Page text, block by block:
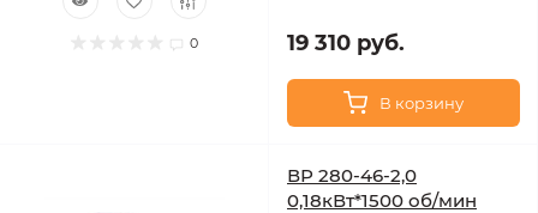
0 19 310 руб.
В корзину
ВР 280-46-2,0
0,18кВт*1500 об/мин